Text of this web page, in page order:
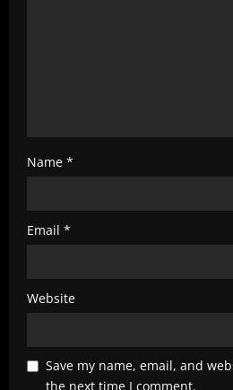
Name *
Email *
Website
Save my name, email, and
the next time I comment.